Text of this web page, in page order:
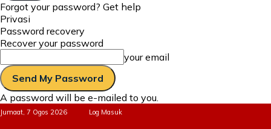
Forgot your password? Get help
Privasi
Password recovery
Recover your password
your email
A password will be e-mailed to you.
Jumaat, 7 Ogos 2026 Log Masuk